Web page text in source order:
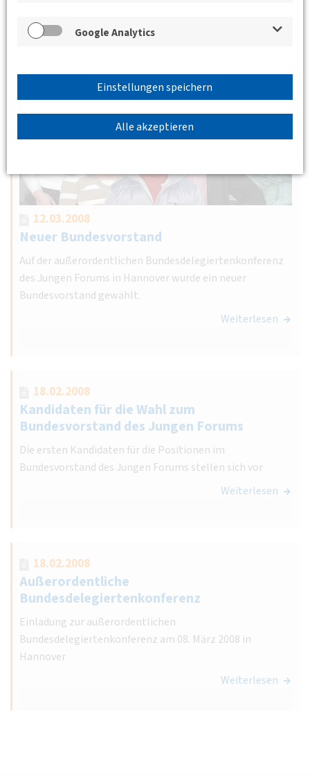
Google Analytics
Einstellungen speichern
Alle akzeptieren
12.03.2008
Neuer Bundesvorstand
Auf der außerordentlichen Bundesdelegiertenkonferenz
des Jungen Forums in Hannover wurde ein neuer
Bundesvorstand gewählt.
Weiterlesen
18.02.2008
Kandidaten für die Wahl zum
Bundesvorstand des Jungen Forums
Die ersten Kandidaten für die Positionen im
Bundesvorstand des Jungen Forums stellen sich vor
Weiterlesen
18.02.2008
Außerordentliche
Bundesdelegiertenkonferenz
Einladung zur außerordentlichen
Bundesdelegiertenkonferenz am 08. März 2008 in
Hannover
Weiterlesen